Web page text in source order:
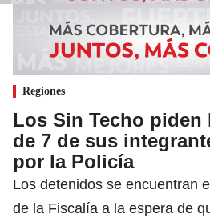
Regiones
Los Sin Techo piden
de 7 de sus
por la Policía
Los detenidos se encuentran
de la Fiscalía a la espera de